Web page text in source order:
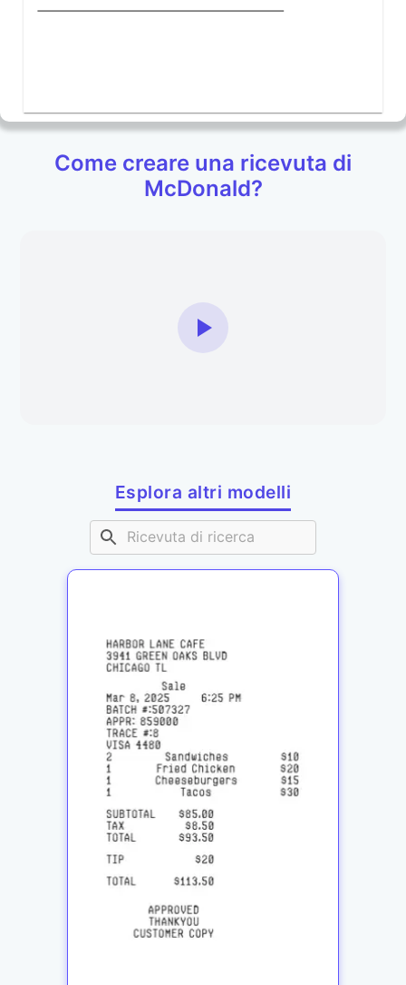
Come creare una ricevuta di
McDonald?
Esplora altri modelli